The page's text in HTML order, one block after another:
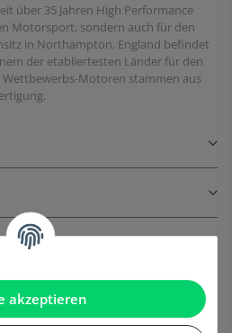
akzeptieren
über 35 Jahren High Performance
Motorsport, sondern auch für den
in Northampton, England befindet
der etabliertesten Länder für den
Motoren stammen aus